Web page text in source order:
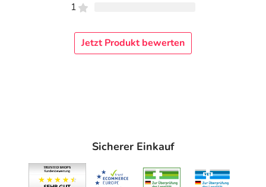
1
Jetzt Produkt bewerten
Sicherer Einkauf